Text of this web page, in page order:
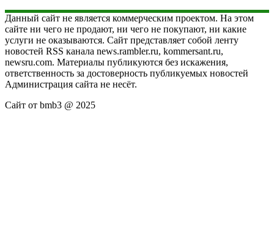
Данный сайт не является коммерческим проектом. На этом
сайте ни чего не продают, ни чего не покупают, ни какие
услуги не оказываются. Сайт представляет собой ленту
новостей RSS канала news.rambler.ru, kommersant.ru,
newsru.com. Материалы публикуются без искажения,
ответственность за достоверность публикуемых новостей
Администрация сайта не несёт.
Сайт от bmb3 @ 2025